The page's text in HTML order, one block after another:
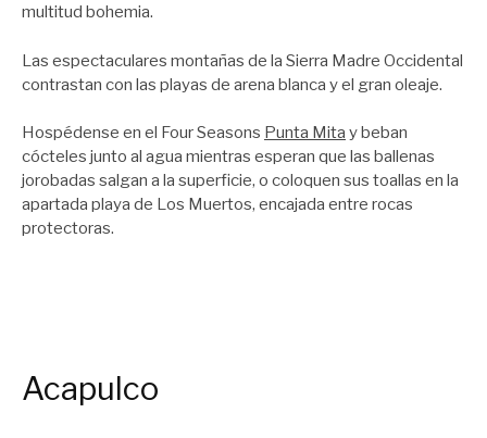
multitud bohemia.
Las espectaculares montañas de la Sierra Madre Occidental
contrastan con las playas de arena blanca y el gran oleaje.
Hospédense en el Four Seasons Punta Mita y beban
cócteles junto al agua mientras esperan que las ballenas
jorobadas salgan a la superficie, o coloquen sus toallas en la
apartada playa de Los Muertos, encajada entre rocas
protectoras.
Acapulco